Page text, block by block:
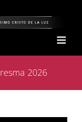
2026